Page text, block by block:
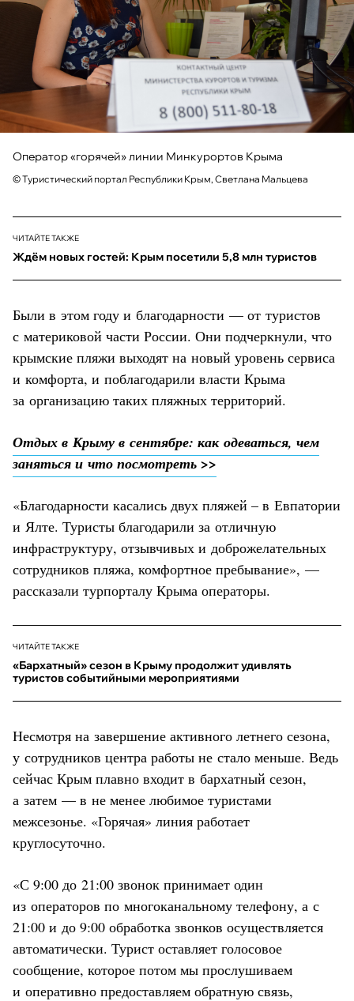
Оператор «горячей» линии Минкурортов Крыма
© Туристический портал Республики Крым, Светлана Мальцева
ЧИТАЙТЕ ТАКЖЕ
Ждём новых гостей: Крым посетили 5,8 млн туристов
Были в этом году и благодарности — от туристов
с материковой части России. Они подчеркнули, что
крымские пляжи выходят на новый уровень сервиса
и комфорта, и поблагодарили власти Крыма
за организацию таких пляжных территорий.
Отдых в Крыму в сентябре: как одеваться, чем
заняться и что посмотреть >>
«Благодарности касались двух пляжей – в Евпатории
и Ялте. Туристы благодарили за отличную
инфраструктуру, отзывчивых и доброжелательных
сотрудников пляжа, комфортное пребывание», —
рассказали турпорталу Крыма операторы.
ЧИТАЙТЕ ТАКЖЕ
«Бархатный» сезон в Крыму продолжит удивлять
туристов событийными мероприятиями
Несмотря на завершение активного летнего сезона,
у сотрудников центра работы не стало меньше. Ведь
сейчас Крым плавно входит в бархатный сезон,
а затем — в не менее любимое туристами
межсезонье. «Горячая» линия работает
круглосуточно.
«С 9:00 до 21:00 звонок принимает один
из операторов по многоканальному телефону, а с
21:00 и до 9:00 обработка звонков осуществляется
автоматически. Турист оставляет голосовое
сообщение, которое потом мы прослушиваем
и оперативно предоставляем обратную связь,